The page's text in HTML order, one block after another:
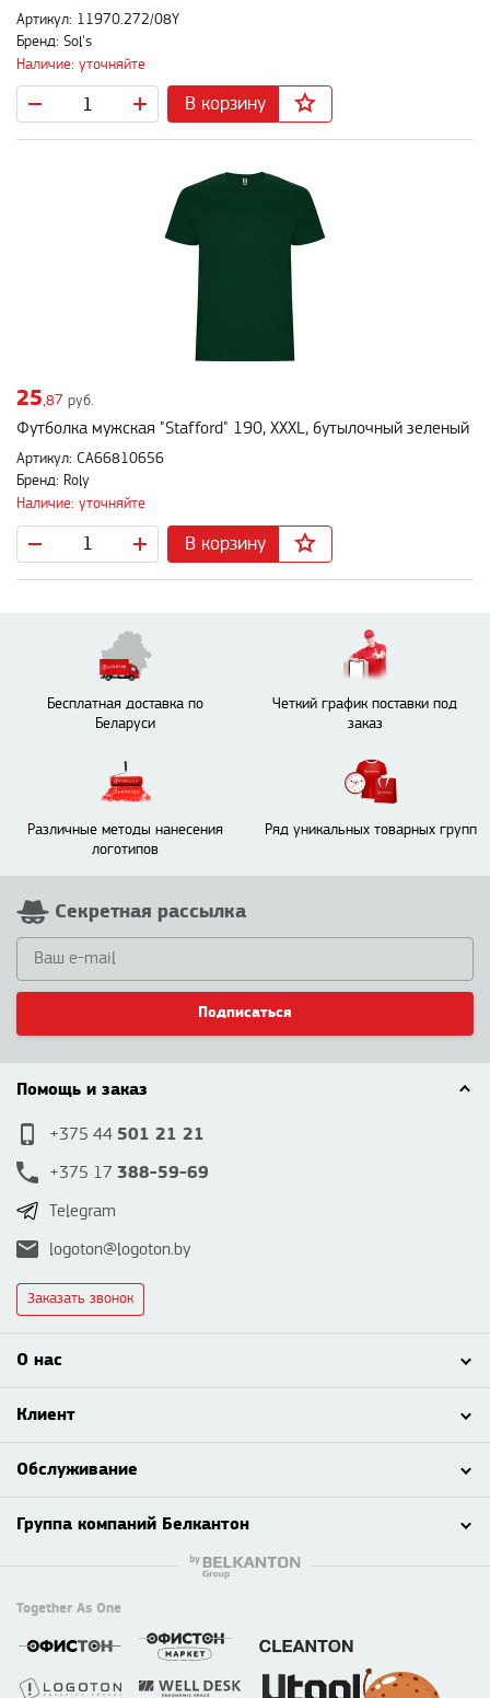
Артикул: 11970.272/08Y
Бренд: Sol's
Наличие: уточняйте
В корзину
25,87 руб.
Футболка мужская "Stafford" 190, XXXL, бутылочный зеленый
Артикул: CA66810656
Бренд: Roly
Наличие: уточняйте
В корзину
Бесплатная доставка по
Беларуси
Четкий график поставки под
заказ
Различные методы нанесения
логотипов
Ряд уникальных товарных групп
Секретная рассылка
Подписаться
Помощь и заказ
+375 44 501 21 21
+375 17 388-59-69
Telegram
logoton@logoton.by
Заказать звонок
О нас
Клиент
Обслуживание
Группа компаний Белкантон
Together As One